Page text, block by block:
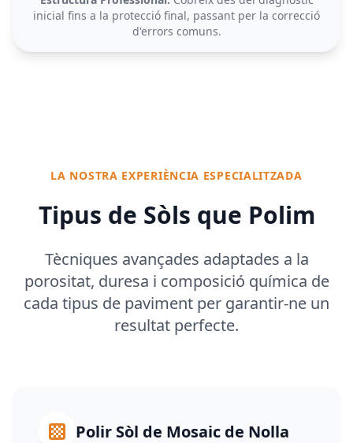
inicial fins a la protecció final, passant per la correcció
d'errors comuns.
LA NOSTRA EXPERIÈNCIA ESPECIALITZADA
Tipus de Sòls que Polim
Tècniques avançades adaptades a la
porositat, duresa i composició química de
cada tipus de paviment per garantir-ne un
resultat perfecte.
Polir Sòl de Mosaic de Nolla